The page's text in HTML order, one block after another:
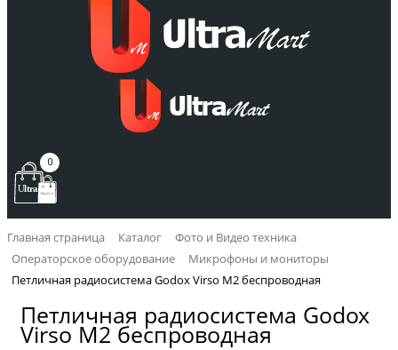
0
Главная страница Каталог
Фото и Видео техника
Операторское оборудование
Микрофоны и мониторы
Петличная радиосистема Godox Virso M2 беспроводная
Петличная радиосистема Godox
Virso M2 беспроводная